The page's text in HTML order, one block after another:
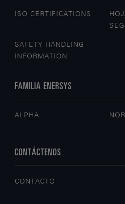
ISO CERTIFICATIONS
SAFETY HANDLING
INFORMATION
FAMILIA ENERSYS
ALPHA
CONTÁCTENOS
CONTACTO